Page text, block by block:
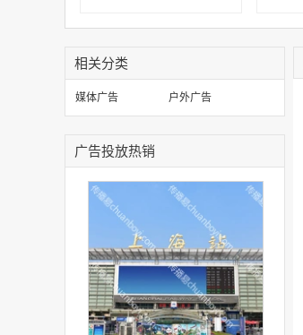
相关分类
媒体广告 户外广告
广告投放热销